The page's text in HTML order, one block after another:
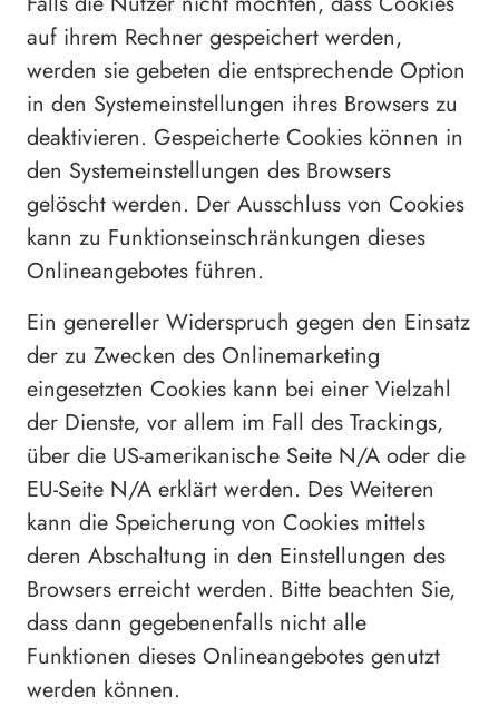
auf ihrem Rechner gespeichert werden,
werden sie gebeten die entsprechende Option
in den Systemeinstellungen ihres Browsers zu
deaktivieren. Gespeicherte Cookies können in
den Systemeinstellungen des Browsers
gelöscht werden. Der Ausschluss von Cookies
kann zu Funktionseinschränkungen dieses
Onlineangebotes führen.
Ein genereller Widerspruch gegen den Einsatz
der zu Zwecken des Onlinemarketing
eingesetzten Cookies kann bei einer Vielzahl
der Dienste, vor allem im Fall des Trackings,
über die US-amerikanische Seite N/A oder die
EU-Seite N/A erklärt werden. Des Weiteren
kann die Speicherung von Cookies mittels
deren Abschaltung in den Einstellungen des
Browsers erreicht werden. Bitte beachten Sie,
dass dann gegebenenfalls nicht alle
Funktionen dieses Onlineangebotes genutzt
werden können.